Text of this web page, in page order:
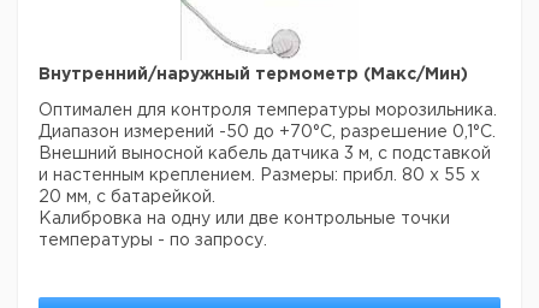
Внутренний/наружный термометр (Макс/Мин)
Оптимален для контроля температуры морозильника.
Диапазон измерений -50 до +70°C, разрешение 0,1°C.
Внешний выносной кабель датчика 3 м, с подставкой
и настенным креплением. Размеры: прибл. 80 х 55 х
20 мм, с батарейкой.
Калибровка на одну или две контрольные точки
температуры - по запросу.